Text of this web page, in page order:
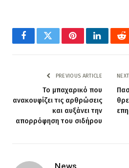
FacebookTwitterPinterestLinkedIn
PREVIOUS ARTICLE
Το μπαχαρικό που
ανακουφίζει τις αρθρώσεις
και αυξάνει την
απορρόφηση του σιδήρου